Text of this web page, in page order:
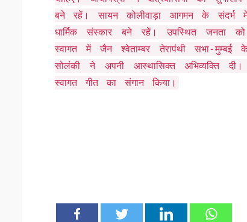
बने रहें। सायन कोलीवाड़ा आगमन के संदर्भ
धार्मिक संस्कार बने रहें। उपस्थित जनता को
स्वागत में जैन श्वेताम्बर तेरापंथी सभा-मुम्बई
सोलंकी ने अपनी आस्थासिक्त अभिव्यक्ति
स्वागत गीत का संगान किया।